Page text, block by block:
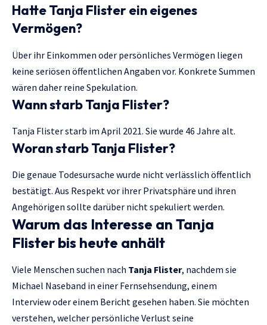
Hatte Tanja Flister ein eigenes
Vermögen?
Über ihr Einkommen oder persönliches Vermögen liegen
keine seriösen öffentlichen Angaben vor. Konkrete Summen
wären daher reine Spekulation.
Wann starb Tanja Flister?
Tanja Flister starb im April 2021. Sie wurde 46 Jahre alt.
Woran starb Tanja Flister?
Die genaue Todesursache wurde nicht verlässlich öffentlich
bestätigt. Aus Respekt vor ihrer Privatsphäre und ihren
Angehörigen sollte darüber nicht spekuliert werden.
Warum das Interesse an Tanja
Flister bis heute anhält
Viele Menschen suchen nach Tanja Flister, nachdem sie
Michael Naseband in einer Fernsehsendung, einem
Interview oder einem Bericht gesehen haben. Sie möchten
verstehen, welcher persönliche Verlust seine